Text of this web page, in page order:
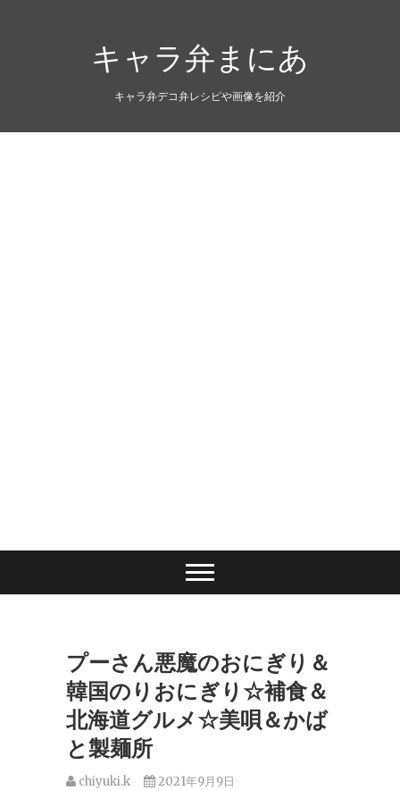
キャラ弁まにあ
キャラ弁デコ弁レシピや画像を紹介
プーさん悪魔のおにぎり＆
韓国のりおにぎり☆補食＆
北海道グルメ☆美唄＆かば
と製麺所
chiyuki.k 2021年9月9日